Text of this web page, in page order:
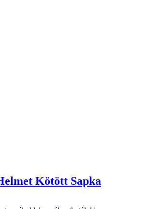
Kötött Sapka